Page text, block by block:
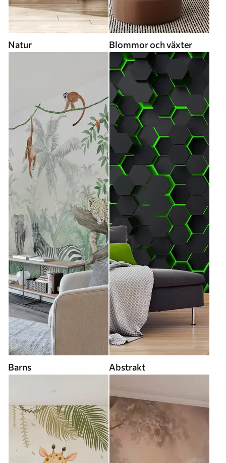
Natur Blommor och växter
Barns Abstrakt